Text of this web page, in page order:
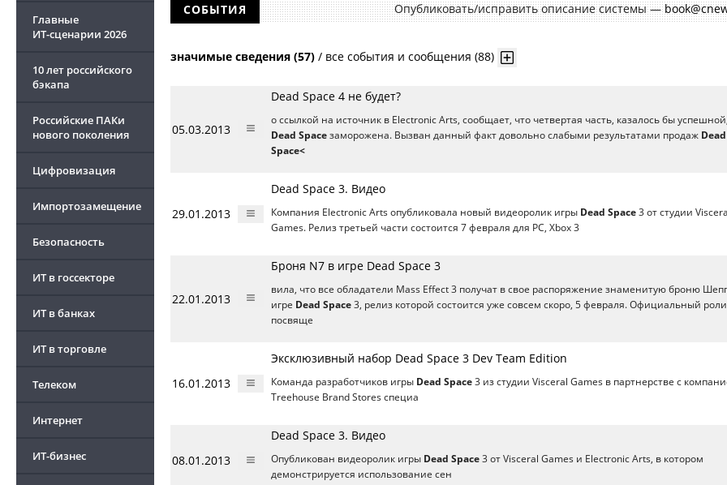
Главные
ИТ-сценарии 2026
10 лет российского
бэкапа
Российские ПАКи
нового поколения
Цифровизация
Импортозамещение
Безопасность
ИТ в госсекторе
ИТ в банках
ИТ в торговле
Телеком
Интернет
ИТ-бизнес
СОБЫТИЯ Опубликовать/исправить описание системы —
значимые сведения (57) / все события и сообщения (88)
05.03.2013
Dead Space 4 не будет?
о ссылкой на источник в Electronic Arts, сообщает, что четвертая часть, казалось бы
Dead Space заморожена. Вызван данный факт довольно слабыми результатами продаж Dead
Space<
29.01.2013
Dead Space 3. Видео
Компания Electronic Arts опубликовала новый видеоролик игры Dead Space 3 от студии
Games. Релиз третьей части состоится 7 февраля для РС, Xbox 3
22.01.2013
Броня N7 в игре Dead Space 3
вила, что все обладатели Mass Effect 3 получат в свое распоряжение знаменитую броню
игре Dead Space 3, релиз которой состоится уже совсем скоро, 5 февраля. Официальный
посвяще
16.01.2013
Эксклюзивный набор Dead Space 3 Dev Team Edition
Команда разработчиков игры Dead Space 3 из студии Visceral Games в партнерстве с
Treehouse Brand Stores специа
08.01.2013
Dead Space 3. Видео
Опубликован видеоролик игры Dead Space 3 от Visceral Games и Electronic Arts, в котором
демонстрируется использование сен